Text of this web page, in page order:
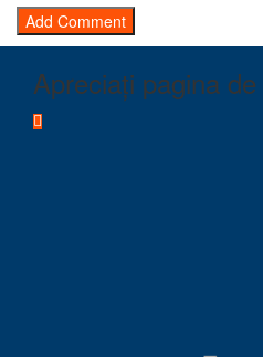
Apreciați pagina